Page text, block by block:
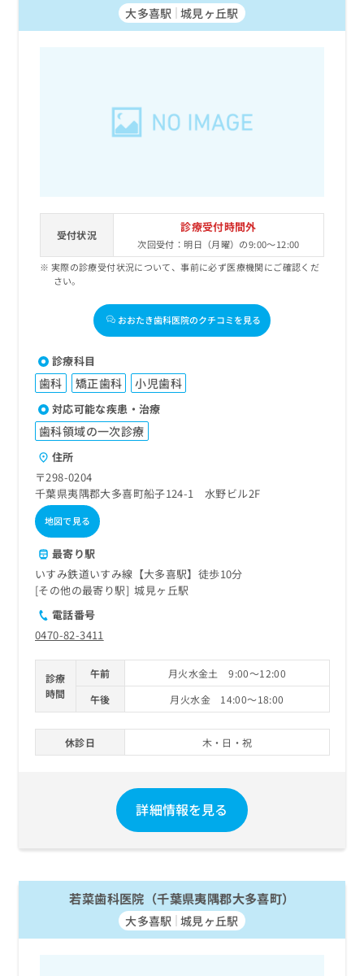
大多喜駅 城見ヶ丘駅
受付状況
診療受付時間外
次回受付：明日（月曜）の9:00～12:00
実際の診療受付状況について、事前に必ず医療機関にご確認くだ
さい。
おおたき歯科医院のクチコミを見る
診療科目
歯科 矯正歯科 小児歯科
対応可能な疾患・治療
歯科領域の一次診療
住所
〒298-0204
千葉県夷隅郡大多喜町船子124-1 水野ビル2F
地図で見る
最寄り駅
いすみ鉄道いすみ線【大多喜駅】徒歩10分
その他の最寄り駅
城見ヶ丘駅
電話番号
0470-82-3411
診療
時間
午前
月火水金土 9:00～12:00
午後
月火水金 14:00～18:00
休診日 木・日・祝
詳細情報を見る
若菜歯科医院（千葉県夷隅郡大多喜町）
大多喜駅 城見ヶ丘駅